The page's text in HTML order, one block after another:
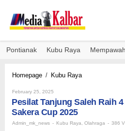
content
Pontianak Kubu Raya Mempawah
Homepage / Kubu RayaPesilat
Raih
di
February 25, 2025
Pesilat Tanjung Saleh Raih
Sakera Cup 2025
Admin_mk_news - Kubu Raya Olahraga - 386